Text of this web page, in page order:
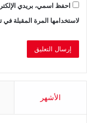
احفظ اسمي، بريدي
لاستخدامها المرة المقبلة في
الأشهر